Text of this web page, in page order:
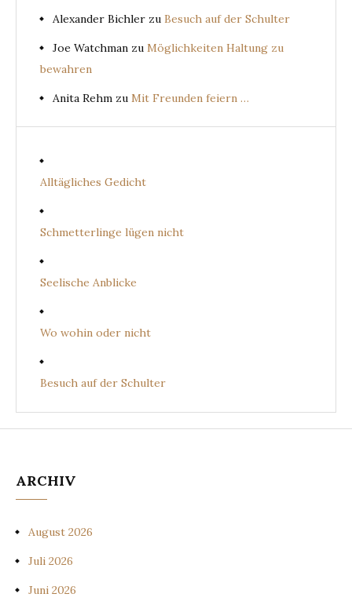
Alexander Bichler zu Besuch auf der Schulter
Joe Watchman zu Möglichkeiten Haltung zu
bewahren
Anita Rehm zu Mit Freunden feiern …
Alltägliches Gedicht
Schmetterlinge lügen nicht
Seelische Anblicke
Wo wohin oder nicht
Besuch auf der Schulter
ARCHIV
August 2026
Juli 2026
Juni 2026